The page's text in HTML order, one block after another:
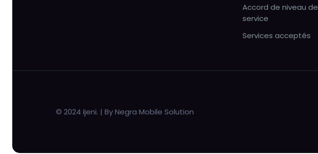
Accord de niveau de
service
Services acceptés
© 2024 Ijeni. | By Negra Mobile Solution